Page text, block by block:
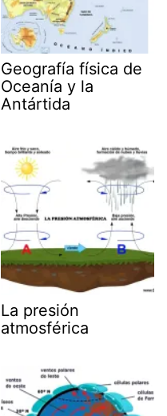
Geografía física de
Oceanía y la
Antártida
La presión
atmosférica